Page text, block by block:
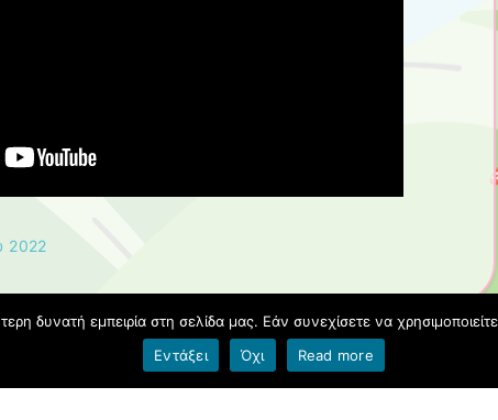
2022
Όροι χρήσης blogs.sch.gr| Δήλωση προσβασιμότητας
δυνατή εμπειρία στη σελίδα μας. Εάν συνεχίσετε να
Εντάξει
Όχι Read more